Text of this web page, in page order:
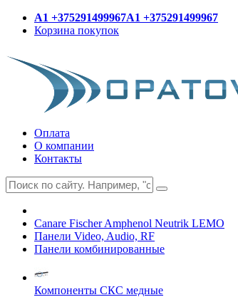
A1 +375291499967A1 +375291499967
Корзина покупок
Оплата
О компании
Контакты
Canare Fischer Amphenol Neutrik LEMO
Панели Video, Audio, RF
Панели комбинированные
Компоненты СКС медные